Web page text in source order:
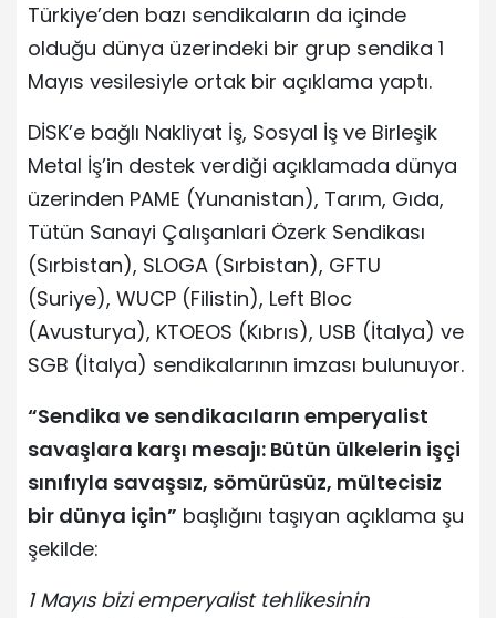
Türkiye’den bazı sendikaların da içinde
olduğu dünya üzerindeki bir grup sendika 1
Mayıs vesilesiyle ortak bir açıklama yaptı.
DİSK’e bağlı Nakliyat İş, Sosyal İş ve Birleşik
Metal İş’in destek verdiği açıklamada dünya
üzerinden PAME (Yunanistan), Tarım, Gıda,
Tütün Sanayi Çalışanlari Özerk Sendikası
(Sırbistan), SLOGA (Sırbistan), GFTU
(Suriye), WUCP (Filistin), Left Bloc
(Avusturya), KTOEOS (Kıbrıs), USB (İtalya) ve
SGB (İtalya) sendikalarının imzası bulunuyor.
“Sendika ve sendikacıların emperyalist
savaşlara karşı mesajı: Bütün ülkelerin işçi
sınıfıyla savaşsız, sömürüsüz, mültecisiz
bir dünya için” başlığını taşıyan açıklama şu
şekilde:
1 Mayıs bizi emperyalist tehlikesinin